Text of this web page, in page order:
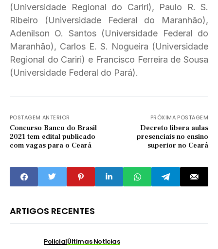
(Universidade Regional do Cariri), Paulo R. S.
Ribeiro (Universidade Federal do Maranhão),
Adenilson O. Santos (Universidade Federal do
Maranhão), Carlos E. S. Nogueira (Universidade
Regional do Cariri) e Francisco Ferreira de Sousa
(Universidade Federal do Pará).
POSTAGEM ANTERIOR
Concurso Banco do Brasil
2021 tem edital publicado
com vagas para o Ceará
PRÓXIMA POSTAGEM
Decreto libera aulas
presenciais no ensino
superior no Ceará
ARTIGOS RECENTES
PolicialÚltimas Notícias